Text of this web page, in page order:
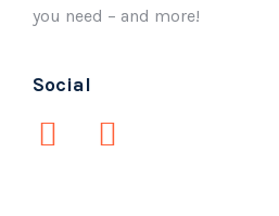
you need – and more!
Social